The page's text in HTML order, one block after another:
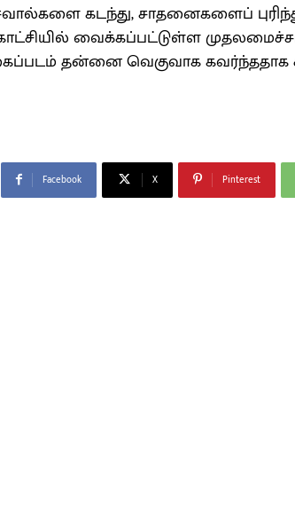
கடந்து, சாதனைகளைப்
வைக்கப்பட்டுள்ள
தன்னை வெகுவாக கவர்ந்ததாக
Facebook X Pinterest